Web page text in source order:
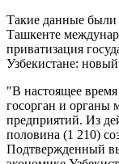
Такие данные были
Ташкенте
приватизация
Узбекистане:
"В настоящее
госорган и органы
предприятий. Из
половина (1 210)
Подтвержденный